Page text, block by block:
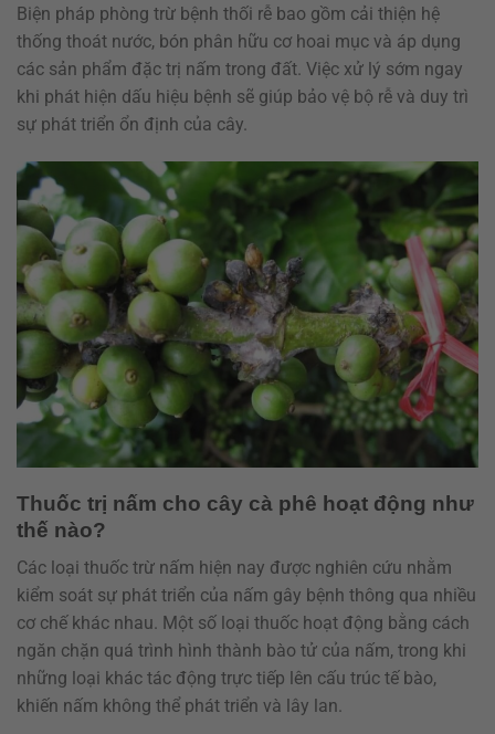
Biện pháp phòng trừ bệnh thối rễ bao gồm cải thiện hệ
thống thoát nước, bón phân hữu cơ hoai mục và áp dụng
các sản phẩm đặc trị nấm trong đất. Việc xử lý sớm ngay
khi phát hiện dấu hiệu bệnh sẽ giúp bảo vệ bộ rễ và duy trì
sự phát triển ổn định của cây.
Thuốc trị nấm cho cây cà phê hoạt động như
thế nào?
Các loại thuốc trừ nấm hiện nay được nghiên cứu nhằm
kiểm soát sự phát triển của nấm gây bệnh thông qua nhiều
cơ chế khác nhau. Một số loại thuốc hoạt động bằng cách
ngăn chặn quá trình hình thành bào tử của nấm, trong khi
những loại khác tác động trực tiếp lên cấu trúc tế bào,
khiến nấm không thể phát triển và lây lan.